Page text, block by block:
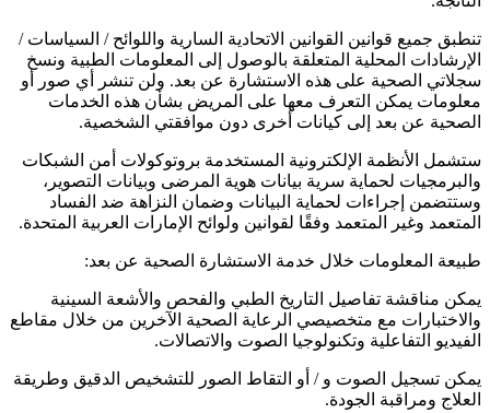
تنطبق جميع قوانين القوانين الاتحادية السارية واللوائح / السياسات /
الإرشادات المحلية المتعلقة بالوصول إلى المعلومات الطبية ونسخ
سجلاتي الصحية على هذه الاستشارة عن بعد. ولن تنشر أي صور أو
معلومات يمكن التعرف معها على المريض بشأن هذه الخدمات
الصحية عن بعد إلى كيانات أخرى دون موافقتي الشخصية.
ستشمل الأنظمة الإلكترونية المستخدمة بروتوكولات أمن الشبكات
والبرمجيات لحماية سرية بيانات هوية المرضى وبيانات التصوير،
وستتضمن إجراءات لحماية البيانات وضمان النزاهة ضد الفساد
المتعمد وغير المتعمد وفقًا لقوانين ولوائح الإمارات العربية المتحدة.
طبيعة المعلومات خلال خدمة الاستشارة الصحية عن بعد:
يمكن مناقشة تفاصيل التاريخ الطبي والفحص والأشعة السينية
والاختبارات مع متخصيصي الرعاية الصحية الآخرين من خلال مقاطع
الفيديو التفاعلية وتكنولوجيا الصوت والاتصالات.
يمكن تسجيل الصوت و / أو التقاط الصور للتشخيص الدقيق وطريقة
العلاج ومراقبة الجودة.